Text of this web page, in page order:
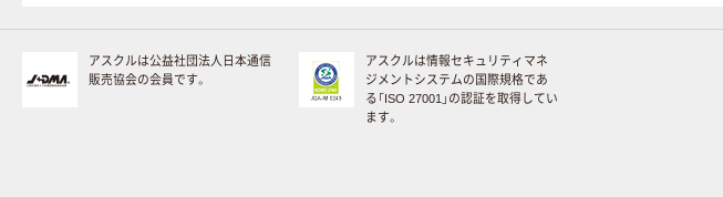
アスクルは公益社団法人日本通信
販売協会の会員です。
アスクルは情報セキュリティマネ
ジメントシステムの国際規格であ
る「ISO 27001」の認証を取得してい
ます。